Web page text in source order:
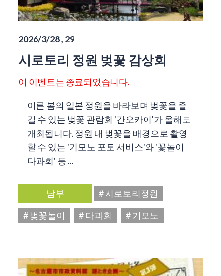
2026/3/28 , 29
시로토리 정원 벚꽃 감상회
이 이벤트는 종료되었습니다.
이른 봄의 일본 정원을 바라보며 벚꽃을 즐
길 수 있는 벚꽃 관람회 '간오카이'가 올해도
개최됩니다. 정원 내 벚꽃을 배경으로 촬영
할 수 있는 '기모노 포토 서비스'와 '꽃놀이
다과회' 등 ...
남부
# 시로토리정원
# 벚꽃놀이
# 다과회 # 기모노